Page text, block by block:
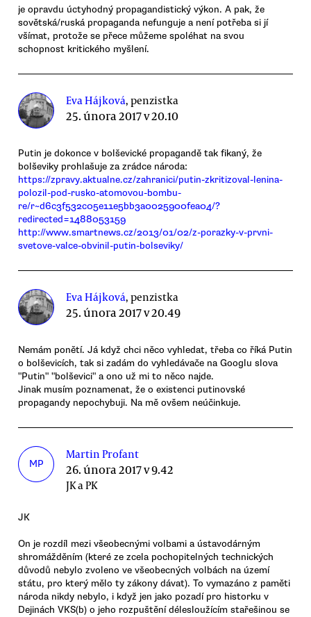
je opravdu úctyhodný propagandistický výkon. A pak, že
sovětská/ruská propaganda nefunguje a není potřeba si jí
všímat, protože se přece můžeme spoléhat na svou
schopnost kritického myšlení.
Eva Hájková, penzistka
25. února 2017 v 20.10
Putin je dokonce v bolševické propagandě tak fikaný, že
bolševiky prohlašuje za zrádce národa:
https://zpravy.aktualne.cz/zahranici/putin-zkritizoval-lenina-
polozil-pod-rusko-atomovou-bombu-
re/r~d6c3f532c05e11e5bb3a0025900fea04/?
redirected=1488053159
http://www.smartnews.cz/2013/01/02/z-porazky-v-prvni-
svetove-valce-obvinil-putin-bolseviky/
Eva Hájková, penzistka
25. února 2017 v 20.49
Nemám ponětí. Já když chci něco vyhledat, třeba co říká Putin
o bolševicích, tak si zadám do vyhledávače na Googlu slova
"Putin" "bolševici" a ono už mi to něco najde.
Jinak musím poznamenat, že o existenci putinovské
propagandy nepochybuji. Na mě ovšem neúčinkuje.
MP
Martin Profant
26. února 2017 v 9.42
JK a PK
JK
On je rozdíl mezi všeobecnými volbami a ústavodárným
shromážděním (které ze zcela pochopitelných technických
důvodů nebylo zvoleno ve všeobecných volbách na území
státu, pro který mělo ty zákony dávat). To vymazáno z paměti
národa nikdy nebylo, i když jen jako pozadí pro historku v
Dejinách VKS(b) o jeho rozpuštění délesloužícím stařešinou se